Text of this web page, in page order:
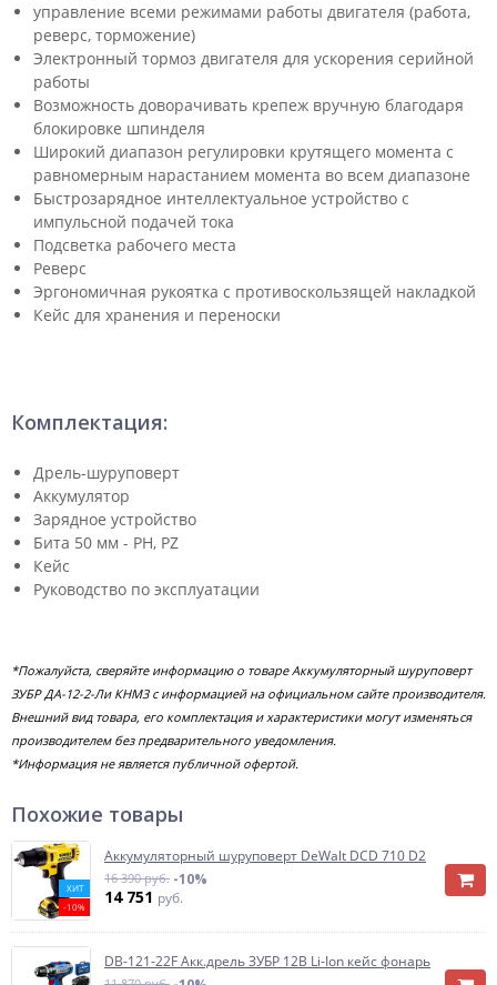
управление всеми режимами работы двигателя (работа,
реверс, торможение)
Электронный тормоз двигателя для ускорения серийной
работы
Возможность доворачивать крепеж вручную благодаря
блокировке шпинделя
Широкий диапазон регулировки крутящего момента с
равномерным нарастанием момента во всем диапазоне
Быстрозарядное интеллектуальное устройство с
импульсной подачей тока
Подсветка рабочего места
Реверс
Эргономичная рукоятка с противоскользящей накладкой
Кейс для хранения и переноски
Комплектация:
Дрель-шуруповерт
Аккумулятор
Зарядное устройство
Бита 50 мм - PH, PZ
Кейс
Руководство по эксплуатации
*Пожалуйста, сверяйте информацию о товаре Аккумуляторный шуруповерт
ЗУБР ДА-12-2-Ли КНМ3 с информацией на официальном сайте производителя.
Внешний вид товара, его комплектация и характеристики могут изменяться
производителем без предварительного уведомления.
*Информация не является публичной офертой.
Похожие товары
ХИТ
-10%
Аккумуляторный шуруповерт DeWalt DCD 710 D2
16 390 руб. -10%
14 751 руб.
DB-121-22F Акк.дрель ЗУБР 12В Li-Ion кейс фонарь